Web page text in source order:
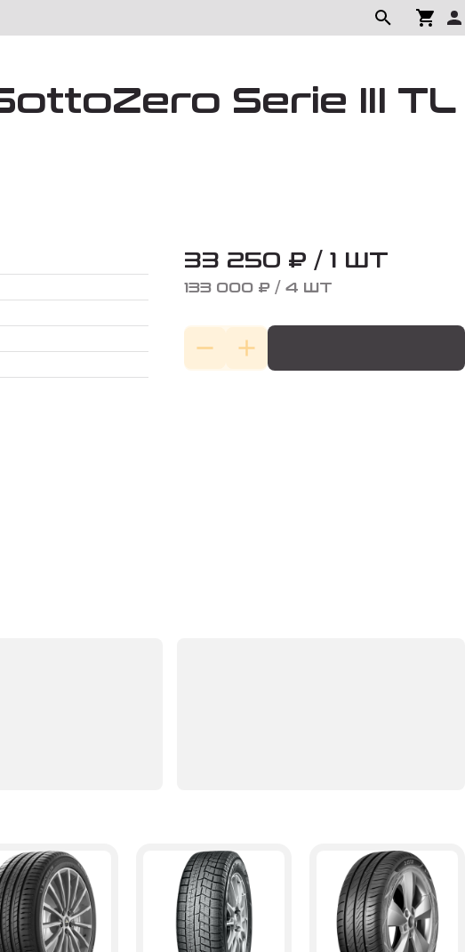
Serie III TL
33 250 ₽ / 1 ШТ
133 000 ₽ / 4 ШТ